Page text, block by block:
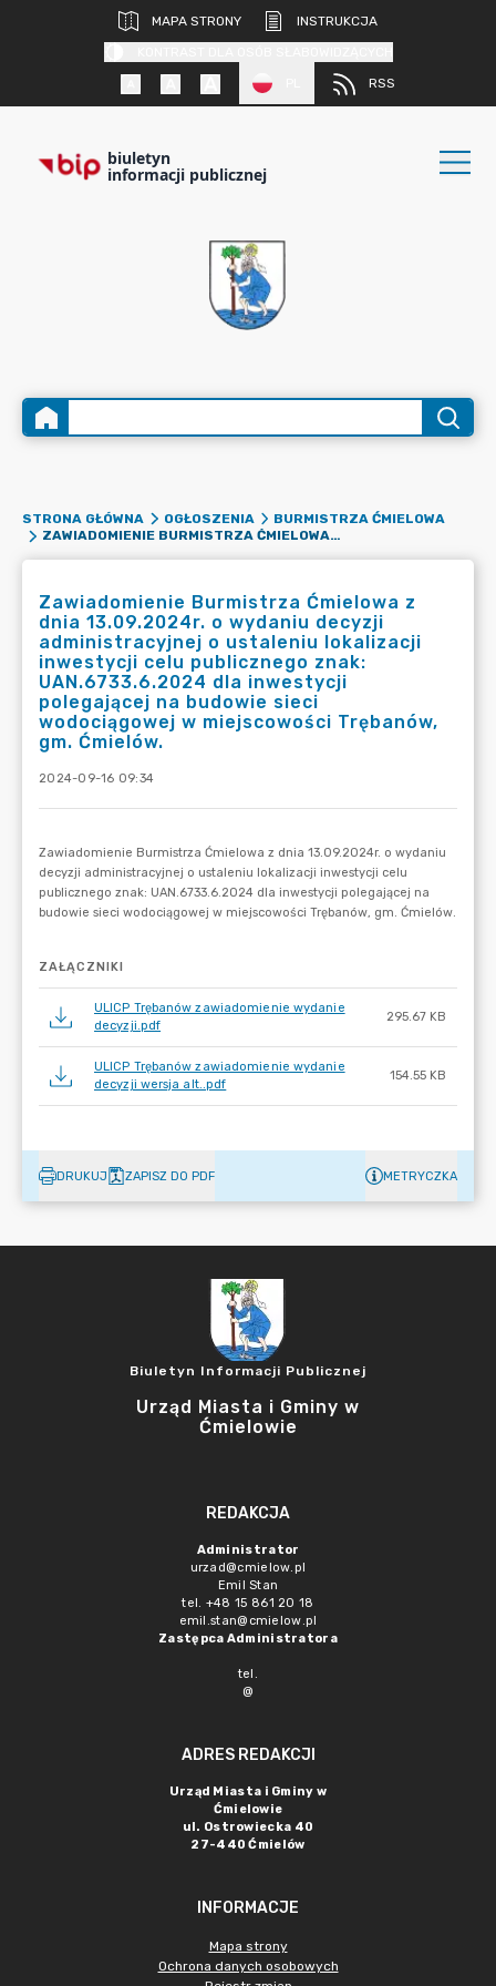
MAPA STRONY
INSTRUKCJA
RSS
biuletyn
informacji publicznej
STRONA GŁÓWNA OGŁOSZENIA
BURMISTRZA ĆMIELOWA
ZAWIADOMIENIE BURMISTRZA ĆMIELOWA Z DNIA 13.09.2024R. O WYDANIU DECYZJI ADMINISTRACYJNEJ O USTALENIU LOKALIZACJI INWESTYCJI CELU PUBLICZNEGO ZNAK: UAN.6733.6.2024 DLA INWESTYCJI POLEGAJĄCEJ NA BUDOWIE SIECI WODOCIĄGOWEJ W MIEJSCOWOŚCI TRĘBANÓW, GM. ĆMIELÓW.
Zawiadomienie Burmistrza Ćmielowa z
dnia 13.09.2024r. o wydaniu decyzji
administracyjnej o ustaleniu lokalizacji
inwestycji celu publicznego znak:
UAN.6733.6.2024 dla inwestycji
polegającej na budowie sieci
wodociągowej w miejscowości Trębanów,
gm. Ćmielów.
2024-09-16 09:34
ZAŁĄCZNIKI
ULICP Trębanów zawiadomienie wydanie
decyzji.pdf
295.67 KB
ULICP Trębanów zawiadomienie wydanie
decyzji wersja alt..pdf
154.55 KB
DRUKUJ ZAPISZ DO PDF METRYCZKA
Biuletyn Informacji Publicznej
Urząd Miasta i Gminy w
Ćmielowie
REDAKCJA
Administrator
urzad@cmielow.pl
Emil Stan
tel. +48 15 861 20 18
emil.stan@cmielow.pl
Zastępca Administratora
tel.
@
ADRES REDAKCJI
Urząd Miasta i Gminy w
Ćmielowie
ul. Ostrowiecka 40
27-440 Ćmielów
INFORMACJE
Mapa strony
Ochrona danych osobowych